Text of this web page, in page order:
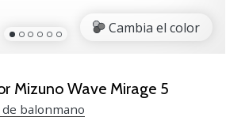
Cambia el color
Mizuno Wave Mirage 5
balonmano